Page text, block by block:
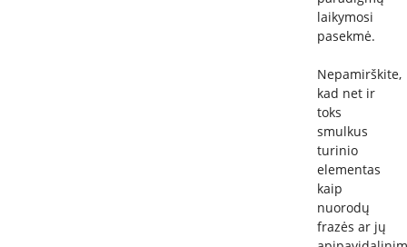
laikymosi
pasekmė.
Nepamirškite,
kad net ir
toks
smulkus
turinio
elementas
kaip
nuorodų
frazės ar jų